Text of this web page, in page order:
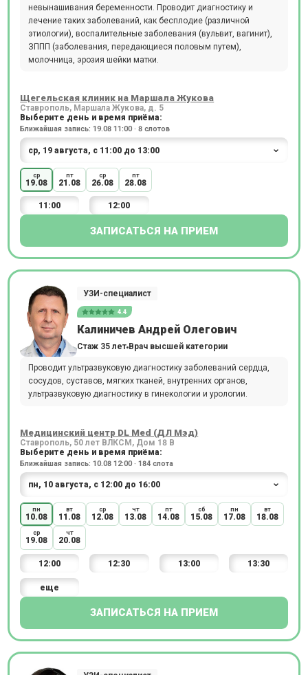
невынашивания беременности. Проводит диагностику и
лечение таких заболеваний, как бесплодие (различной
этиологии), воспалительные заболевания (вульвит, вагинит),
ЗППП (заболевания, передающиеся половым путем),
молочница, эрозия шейки матки.
Щегельская клиник на Маршала Жукова
Ставрополь, Маршала Жукова, д. 5
Выберите день и время приёма:
Ближайшая запись: 19.08 11:00 · 8 слотов
ср
19.08
пт
21.08
ср
26.08
пт
28.08
11:00 12:00
ЗАПИСАТЬСЯ НА ПРИЕМ
УЗИ-специалист
4.4
Калиничев Андрей Олегович
Стаж 35 лет Врач высшей категории
Проводит ультразвуковую диагностику заболеваний сердца,
сосудов, суставов, мягких тканей, внутренних органов,
ультразвуковую диагностику в гинекологии и урологии.
Медицинский центр DL Med (ДЛ Мэд)
Ставрополь, 50 лет ВЛКСМ, Дом 18 В
Выберите день и время приёма:
Ближайшая запись: 10.08 12:00 · 184 слота
пн
10.08
вт
11.08
ср
12.08
чт
13.08
пт
14.08
сб
15.08
пн
17.08
вт
18.08
ср
19.08
чт
20.08
12:00 12:30 13:00 13:30
еще
ЗАПИСАТЬСЯ НА ПРИЕМ